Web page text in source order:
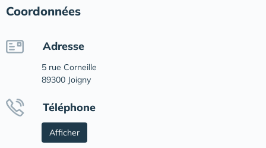
Coordonnées
Adresse
5 rue Corneille
89300 Joigny
Téléphone
Afficher